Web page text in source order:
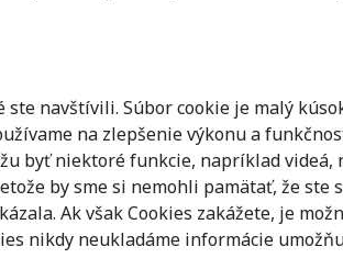
navštívili. Súbor cookie je malý
na zlepšenie výkonu a
byť niektoré funkcie, napríklad videá,
by sme si nemohli pamätať, že ste
Ak však Cookies zakážete, je
nikdy neukladáme informácie